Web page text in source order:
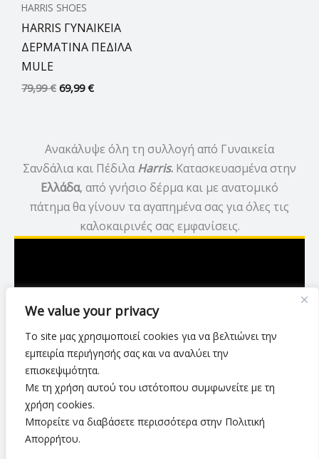
We value your privacy
Το site μας χρησιμοποιεί cookies για να βελτιώνει την
εμπειρία περιήγησής σας και να αναλύει την
επισκεψιμότητα.
Με τη χρήση αυτού του ιστότοπου συμφωνείτε με τη
χρήση cookies.
Μπορείτε να διαβάσετε περισσότερα στην Πολιτική
Απορρήτου.
HARRIS SHOES
HARRIS ΓΥΝΑΙΚΕΙΑ
ΔΕΡΜΑΤΙΝΑ ΠΕΔΙΛΑ
MULE
79,99€ 69,99€
Ανακάλυψε όλη τη συλλογή από Γυναικεία
Σανδάλια και ΠέδιλαHarris. Κατασκευασμένα στην
Ελλάδα, από γνήσιο δέρμα και με ανατομικό
πάτημα θα γίνουν τα αγαπημένα σας για όλες τις
καλοκαιρινές σας εμφανίσεις.
luxurylarisa2024@gmail.com
Πολιτική Απορρήτου • Όροι Χρήσης •
Τρόποι & Μέθοδοι Αποστολής
Πολιτική Επιστροφών •
Τρόποι Πληρωμής